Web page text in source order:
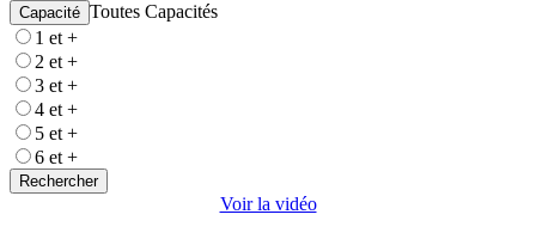
Capacité Toutes Capacités
1 et +
2 et +
3 et +
4 et +
5 et +
6 et +
Rechercher
Voir la vidéo